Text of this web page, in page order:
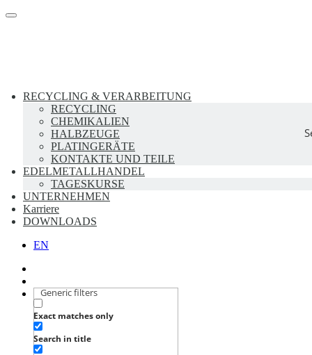
Skip
Toggle
RECYCLING & VERARBEITUNG
RECYCLING
CHEMIKALIEN
HALBZEUGE
PLATINGERÄTE
KONTAKTE UND TEILE
EDELMETALLHANDEL
TAGESKURSE
UNTERNEHMEN
Karriere
DOWNLOADS
EN
Generic filters
Exact matches only
Search in title